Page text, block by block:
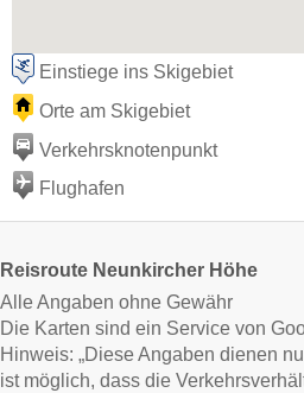
Einstiege ins Skigebiet
Orte am Skigebiet
Verkehrsknotenpunkt
Flughafen
Reisroute Neunkircher Höhe
Alle Angaben ohne Gewähr
Die Karten sind ein Service von
Hinweis: „Diese Angaben dienen
ist möglich, dass die